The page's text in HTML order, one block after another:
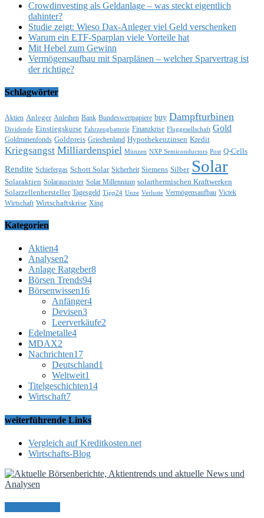
Crowdinvesting als Geldanlage – was steckt eigentlich
dahinter?
Studie zeigt: Wieso Dax-Anleger viel Geld verschenken
Warum ein ETF-Sparplan viele Vorteile hat
Mit Hebel zum Gewinn
Vermögensaufbau mit Sparplänen – welcher Sparvertrag ist
der richtige?
Schlagwörter
Aktien Anleger Anleihen Bank Bundeswertpapiere buy Dampfturbinen
Dividende Einstiegskurse Fahrzeugbatterie Finanzkrise Fluggesellschaft Gold
Goldminenfonds Goldpreis Griechenland Hypothekenzinsen Kredit
Kriegsangst Milliardenspiel Münzen NXP Semiconductors Post Q-Cells
Rendite Schiefergas Schott Solar Sicherheit Siemens Silber Solar
Solaraktien Solarausrüster Solar Millennium solarthermischen Kraftwerken
Solarzellenhersteller Tagesgeld Tipp24 Unze Verluste Vermögensaufbau Victek
Wirtschaft Wirtschaftskrise Xing
Kategorien
Aktien4
Analysen2
Anlage Ratgeber8
Börsen Trends94
Börsenwissen16
Anfänger4
Devisen3
Leerverkäufe2
Edelmetalle4
MDAX2
Nachrichten17
Deutschland1
Weltweit1
Titelgeschichten14
Wirtschaft7
weiterführende Links
Vergleich auf Kreditkosten.net
Wirtschafts-Blog